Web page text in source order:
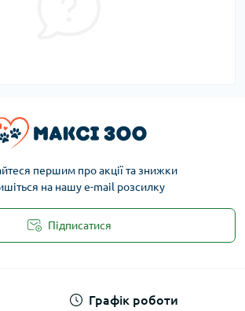
першим про акції та знижки
на нашу e-mail розсилку
Підписатися
Графік роботи